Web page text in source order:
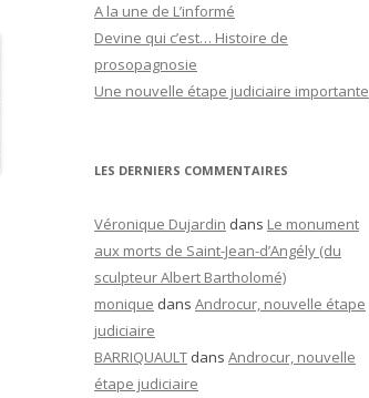
A la une de L’informé
Devine qui c’est… Histoire de
prosopagnosie
Une nouvelle étape judiciaire importante
LES DERNIERS COMMENTAIRES
Véronique Dujardin dans Le monument
aux morts de Saint-Jean-d’Angély (du
sculpteur Albert Bartholomé)
monique dans Androcur, nouvelle étape
judiciaire
BARRIQUAULT dans Androcur, nouvelle
étape judiciaire